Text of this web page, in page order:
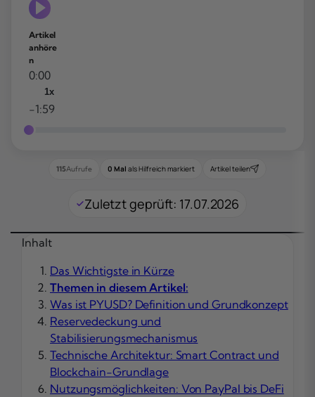
Artikel
anhöre
n
0:00
1x
-1:59
115Aufrufe 0 Mal als Hilfreich markiert Artikel teilen
Zuletzt geprüft: 17.07.2026
Inhalt
Das Wichtigste in Kürze
Themen in diesem Artikel:
Was ist PYUSD? Definition und Grundkonzept
Reservedeckung und
Stabilisierungsmechanismus
Technische Architektur: Smart Contract und
Blockchain-Grundlage
Nutzungsmöglichkeiten: Von PayPal bis DeFi